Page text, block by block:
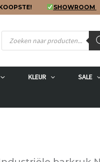
SHOWROOM
Producten
zoeken
KLEUR SALE